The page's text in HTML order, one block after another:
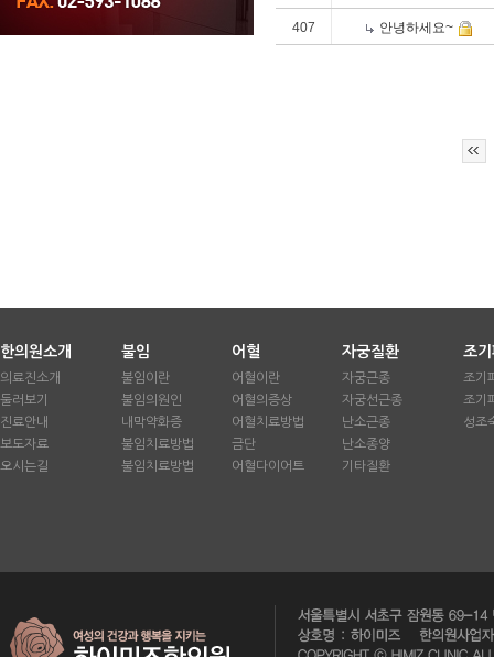
407 안녕하세요~
한의원소개
의료진소개
둘러보기
진료안내
보도자료
오시는길
불임
불임이란
불임의원인
내막약화증
불임치료방법
불임치료방법
어혈
어혈이란
어혈의증상
어혈치료방법
금단
어혈다이어트
자궁질환
자궁근종
자궁선근종
난소근종
난소종양
기타질환
조
조기
조기
성조